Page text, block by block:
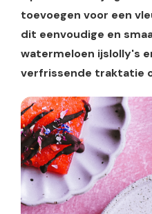
toevoegen voor een
dit eenvoudige en
watermeloen ijslolly's
verfrissende traktatie